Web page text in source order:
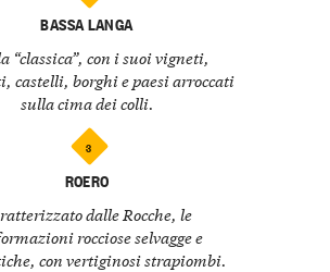
BASSA LANGA
“classica”, con i suoi vigneti,
castelli, borghi e paesi arroccati
sulla cima dei colli.
3
ROERO
dalle Rocche, le
rocciose selvagge e
con vertiginosi strapiombi.